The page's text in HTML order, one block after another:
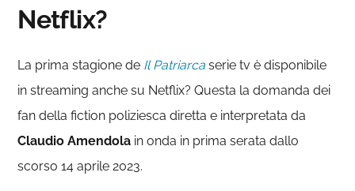
Netflix?
La prima stagione de Il Patriarca serie tv è disponibile
in streaming anche su Netflix? Questa la domanda dei
fan della fiction poliziesca diretta e interpretata da
Claudio Amendola in onda in prima serata dallo
scorso 14 aprile 2023.